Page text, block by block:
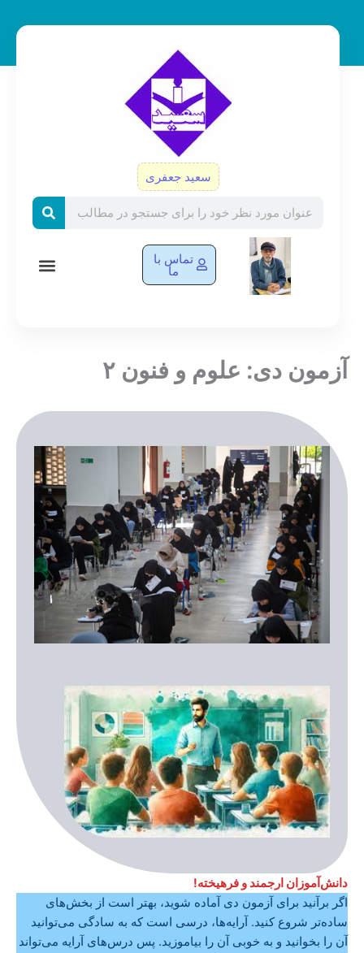
سعید جعفری
تماس با
ما
آزمون دی: علوم و فنون ۲
دانش‌آموزان ارجمند و فرهیخته!
اگر برآنید برای آزمون دی آماده شوید، بهتر است از بخش‌های
ساده‌تر شروع کنید. آرایه‌ها، درسی است که به سادگی می‌توانید
آن را بخوانید و به خوبی آن را بیاموزید. پس درس‌های آرایه می‌تواند